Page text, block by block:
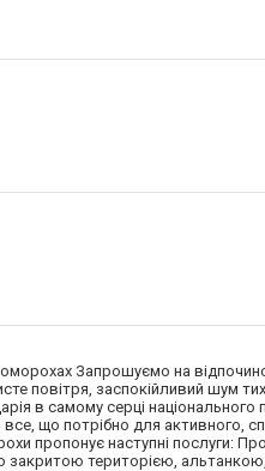
Запрошуємо на
повітря, заспокійливий шум
в самому серці
все, що потрібно для активного,
пропонує наступні послуги:
закритою територією,